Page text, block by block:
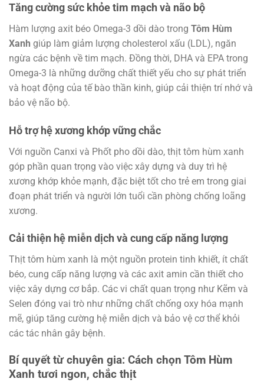
Tăng cường sức khỏe tim mạch và não bộ
Hàm lượng axit béo Omega-3 dồi dào trong Tôm Hùm
Xanh giúp làm giảm lượng cholesterol xấu (LDL), ngăn
ngừa các bệnh về tim mạch. Đồng thời, DHA và EPA trong
Omega-3 là những dưỡng chất thiết yếu cho sự phát triển
và hoạt động của tế bào thần kinh, giúp cải thiện trí nhớ và
bảo vệ não bộ.
Hỗ trợ hệ xương khớp vững chắc
Với nguồn Canxi và Phốt pho dồi dào, thịt tôm hùm xanh
góp phần quan trọng vào việc xây dựng và duy trì hệ
xương khớp khỏe mạnh, đặc biệt tốt cho trẻ em trong giai
đoạn phát triển và người lớn tuổi cần phòng chống loãng
xương.
Cải thiện hệ miễn dịch và cung cấp năng lượng
Thịt tôm hùm xanh là một nguồn protein tinh khiết, ít chất
béo, cung cấp năng lượng và các axit amin cần thiết cho
việc xây dựng cơ bắp. Các vi chất quan trọng như Kẽm và
Selen đóng vai trò như những chất chống oxy hóa mạnh
mẽ, giúp tăng cường hệ miễn dịch và bảo vệ cơ thể khỏi
các tác nhân gây bệnh.
Bí quyết từ chuyên gia: Cách chọn Tôm Hùm
Xanh tươi ngon, chắc thịt